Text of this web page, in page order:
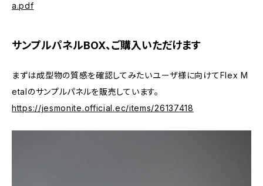
a.pdf
サンプルパネルBOX、ご購入いただけます
まずは成型物の質感を確認してみたいユーザ様に向けてFlex M
etalのサンプルパネルを販売しています。
https://jesmonite.official.ec/items/26137418